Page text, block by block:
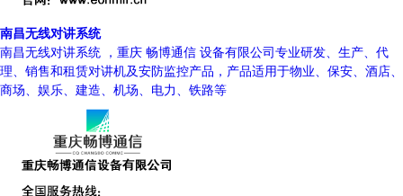
南昌无线对讲系统
南昌无线对讲系统 ，重庆 畅博通信 设备有限公司专业研发、生产、代
理、销售和租赁对讲机及安防监控产品，产品适用于物业、保安、酒店、
商场、娱乐、建造、机场、电力、铁路等